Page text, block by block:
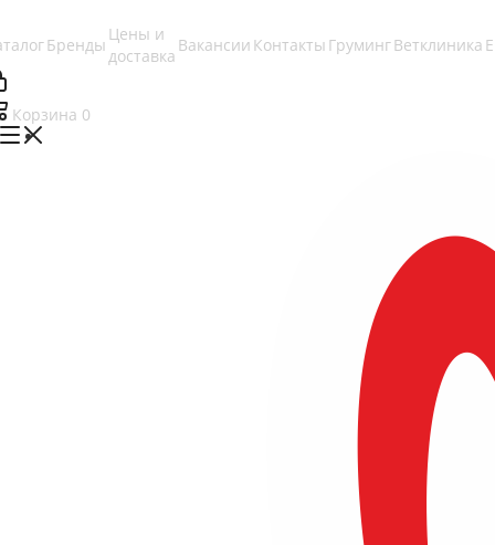
Бренды
Цены и
доставка
Вакансии Контакты ГрумингВетклиника
Корзина 0